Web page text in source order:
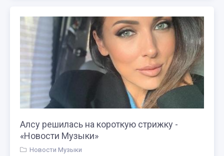
Алсу решилась на короткую стрижку -
«Новости Музыки»
Новости Музыки